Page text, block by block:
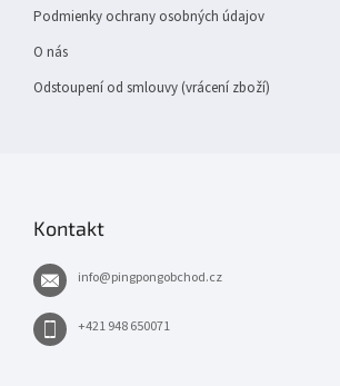
Podmienky ochrany osobných údajov
O nás
Odstoupení od smlouvy (vrácení zboží)
Kontakt
info@pingpongobchod.cz
+421 948 650071